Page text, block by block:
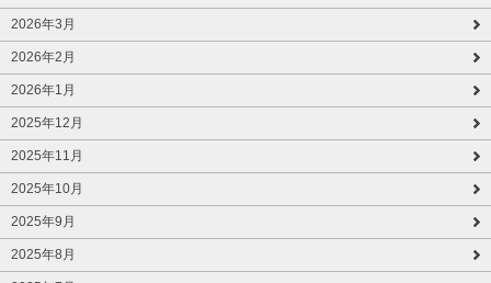
2026年3月
2026年2月
2026年1月
2025年12月
2025年11月
2025年10月
2025年9月
2025年8月